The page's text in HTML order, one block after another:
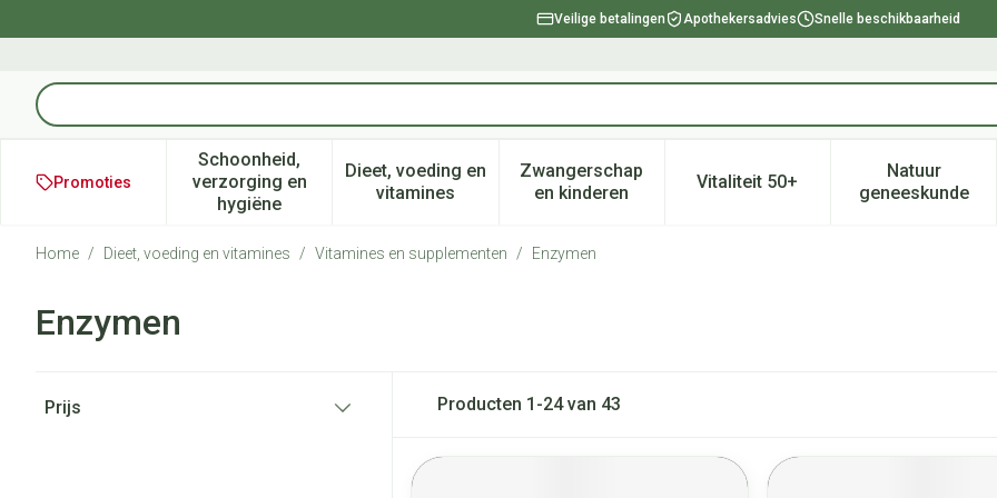
Veilige betalingen Apothekersadvies Snelle beschikbaarheid
Product, merk, categorie...
Promoties
Schoonheid,
verzorging en
hygiëne
Toon submenu voor Schoonheid, verzorging en hygiëne categorie
Dieet, voeding en
vitaminesToon submenu voor Dieet, voeding en vitamines categorie
Zwangerschap
en kinderenToon submenu voor Zwangerschap en kinderen
Vitaliteit 50+Toon submenu voor Vitaliteit
Natuur
geneeskunde
Toon
Home / Dieet, voeding en vitamines / Vitamines en supplementen / Enzymen
Enzymen
Prijs
Producten 1 -24van 43